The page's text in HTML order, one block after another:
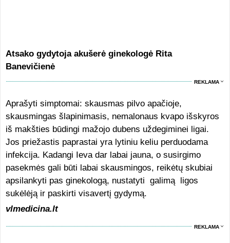
Atsako gydytoja akušerė ginekologė Rita
Banevičienė
REKLAMA
Aprašyti simptomai: skausmas pilvo apačioje,
skausmingas šlapinimasis, nemalonaus kvapo išskyros
iš makšties būdingi mažojo dubens uždegiminei ligai.
Jos priežastis paprastai yra lytiniu keliu perduodama
infekcija. Kadangi Ieva dar labai jauna, o susirgimo
pasekmės gali būti labai skausmingos, reikėtų skubiai
apsilankyti pas ginekologą, nustatyti galimą ligos
sukėlėją ir paskirti visavertį gydymą.
vlmedicina.lt
REKLAMA